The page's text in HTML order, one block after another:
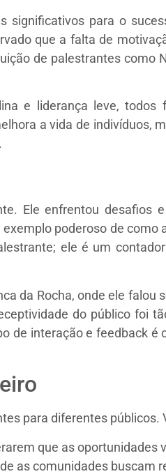
para o
que a falta de
de palestrantes como
e liderança leve,
a vida de indivíduos,
Ele enfrentou desafios
poderoso de como
ele é um
da Rocha, onde ele falou
do público foi
de interação e feedback é
para diferentes públicos.
que as oportunidades
as comunidades buscam